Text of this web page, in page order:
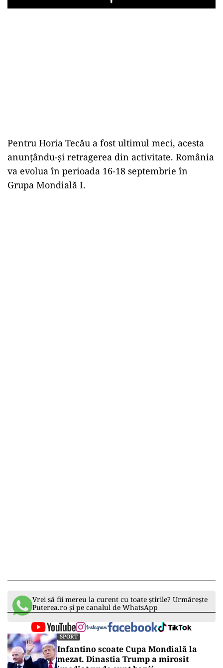
Play
Pentru Horia Tecău a fost ultimul meci, acesta
anunțându-și retragerea din activitate. România
va evolua în perioada 16-18 septembrie în
Grupa Mondială I.
Vrei să fii mereu la curent cu toate știrile? Urmărește
Puterea.ro și pe canalul de WhatsApp
SPORT
Infantino scoate Cupa Mondială la
mezat. Dinastia Trump a mirosit